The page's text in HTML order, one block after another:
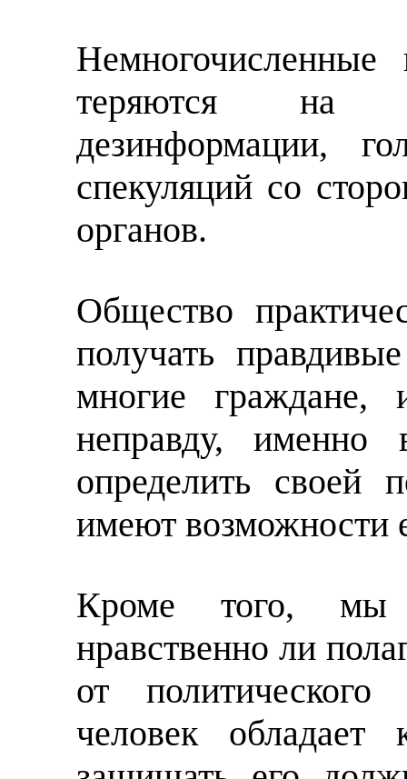
Немногочисленные
теряются на
дезинформации,
спекуляций со
органов.
Общество
получать
многие граждане,
неправду,
определить своей
имеют возможности
Кроме того, мы
нравственно ли
от
человек обладает